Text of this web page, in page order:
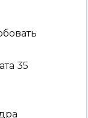
35